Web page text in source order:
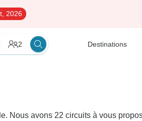
2026
2 Destinations
Nous avons 22 circuits à vous